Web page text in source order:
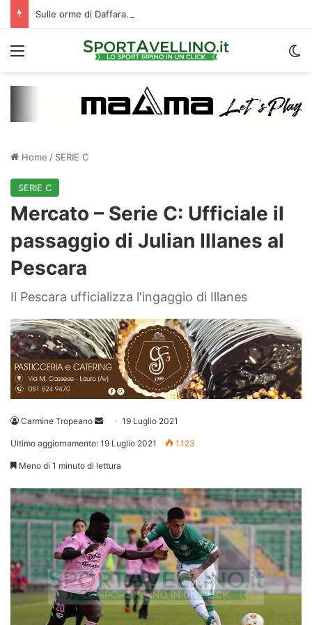
Menu
Home / SERIE C
SERIE C
Mercato – Serie C: Ufficiale il
passaggio di Julian Illanes al
Pescara
Il Pescara ufficializza l'ingaggio di Illanes
Carmine Tropeano
Invia 19 Luglio 2021
Ultimo aggiornamento: 19 Luglio 2021 1.123
Meno di 1 minuto di lettura